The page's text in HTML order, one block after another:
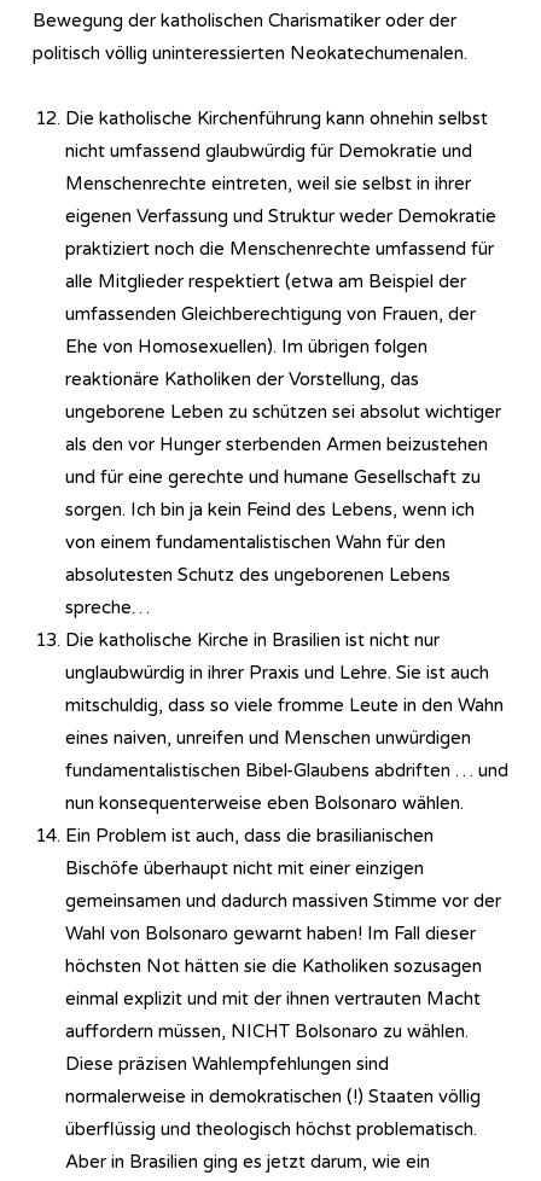
Bewegung der katholischen Charismatiker oder der
politisch völlig uninteressierten Neokatechumenalen.
Die katholische Kirchenführung kann ohnehin selbst
nicht umfassend glaubwürdig für Demokratie und
Menschenrechte eintreten, weil sie selbst in ihrer
eigenen Verfassung und Struktur weder Demokratie
praktiziert noch die Menschenrechte umfassend für
alle Mitglieder respektiert (etwa am Beispiel der
umfassenden Gleichberechtigung von Frauen, der
Ehe von Homosexuellen). Im übrigen folgen
reaktionäre Katholiken der Vorstellung, das
ungeborene Leben zu schützen sei absolut wichtiger
als den vor Hunger sterbenden Armen beizustehen
und für eine gerechte und humane Gesellschaft zu
sorgen. Ich bin ja kein Feind des Lebens, wenn ich
von einem fundamentalistischen Wahn für den
absolutesten Schutz des ungeborenen Lebens
spreche…
Die katholische Kirche in Brasilien ist nicht nur
unglaubwürdig in ihrer Praxis und Lehre. Sie ist auch
mitschuldig, dass so viele fromme Leute in den Wahn
eines naiven, unreifen und Menschen unwürdigen
fundamentalistischen Bibel-Glaubens abdriften … und
nun konsequenterweise eben Bolsonaro wählen.
Ein Problem ist auch, dass die brasilianischen
Bischöfe überhaupt nicht mit einer einzigen
gemeinsamen und dadurch massiven Stimme vor der
Wahl von Bolsonaro gewarnt haben! Im Fall dieser
höchsten Not hätten sie die Katholiken sozusagen
einmal explizit und mit der ihnen vertrauten Macht
auffordern müssen, NICHT Bolsonaro zu wählen.
Diese präzisen Wahlempfehlungen sind
normalerweise in demokratischen (!) Staaten völlig
überflüssig und theologisch höchst problematisch.
Aber in Brasilien ging es jetzt darum, wie ein